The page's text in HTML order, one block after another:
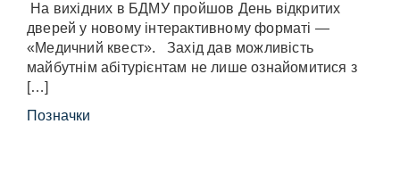
На вихідних в БДМУ пройшов День відкритих
дверей у новому інтерактивному форматі —
«Медичний квест». Захід дав можливість
майбутнім абітурієнтам не лише ознайомитися з
[…]
Позначки